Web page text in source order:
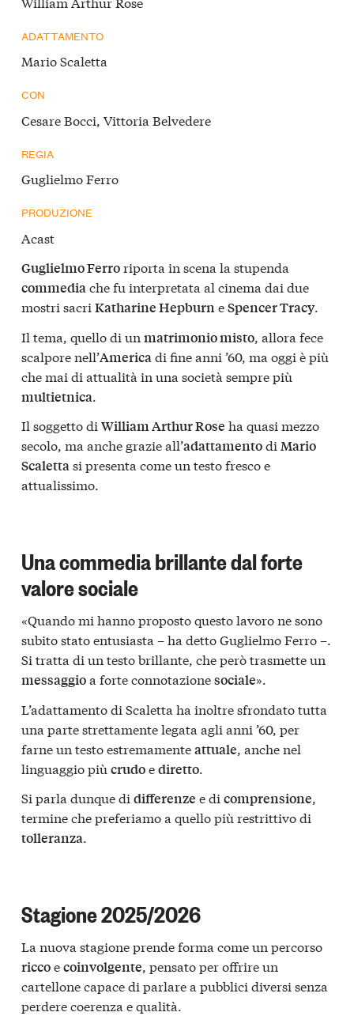
ADATTAMENTO
Mario Scaletta
CON
Cesare Bocci, Vittoria Belvedere
REGIA
Guglielmo Ferro
PRODUZIONE
Acast
Guglielmo Ferroriporta in scena la stupenda
commediache fu interpretata al cinema dai due
mostri sacri Katharine HepburneSpencer Tracy.
Il tema, quello di un matrimonio misto, allora fece
scalpore nell’Americadi fine anni ’60, ma oggi è più
che mai di attualità in una società sempre più
multietnica.
Il soggetto di William Arthur Rose ha quasi mezzo
secolo, ma anche grazie all’adattamentodi Mario
Scalettasi presenta come un testo fresco e
attualissimo.
Una commedia brillante dal forte
valore sociale
«Quando mi hanno proposto questo lavoro ne sono
subito stato entusiasta – ha detto Guglielmo Ferro –.
Si tratta di un testo brillante, che però trasmette un
messaggioa forte connotazionesociale».
L’adattamento di Scaletta ha inoltre sfrondato tutta
una parte strettamente legata agli anni ’60, per
farne un testo estremamenteattuale, anche nel
linguaggio più crudoediretto.
Si parla dunque di differenze e di comprensione,
termine che preferiamo a quello più restrittivo di
tolleranza.
Stagione 2025/2026
La nuova stagione prende forma come un percorso
riccoecoinvolgente, pensato per offrire un
cartellone capace di parlare a pubblici diversi senza
perdere coerenza e qualità.